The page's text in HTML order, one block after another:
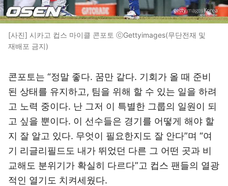
[사진] 시카고 컵스 마이클 콘포토 ⓒGettyimages(무단전재 및
재배포 금지)
콘포토는 “정말 좋다. 꿈만 같다. 기회가 올 때 준비
된 상태를 유지하고, 팀을 위해 할 수 있는 일을 하려
고 노력 중이다. 난 그저 이 특별한 그룹의 일원이 되
고 싶을 뿐이다. 이 선수들은 경기를 어떻게 해야 할
지 잘 알고 있다. 무엇이 필요한지도 잘 안다”며 “여
기 리글리필드도 내가 뛰었던 다른 그 어떤 곳과 비
교해도 분위기가 확실히 다르다”고 컵스 팬들의 열광
적인 열기도 치켜세웠다.